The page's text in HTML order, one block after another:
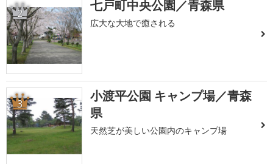
2 七戸町中央公園／青森県
広大な大地で癒される
3
小渡平公園 キャンプ場／青森
県
天然芝が美しい公園内のキャンプ場